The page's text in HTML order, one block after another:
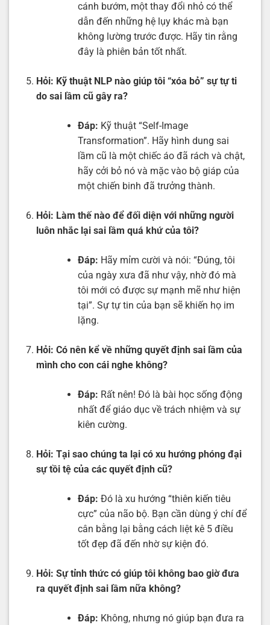
cánh bướm, một thay đổi nhỏ có thể
dẫn đến những hệ lụy khác mà bạn
không lường trước được. Hãy tin rằng
đây là phiên bản tốt nhất.
Hỏi: Kỹ thuật NLP nào giúp tôi “xóa bỏ” sự tự ti
do sai lầm cũ gây ra?
Đáp: Kỹ thuật “Self-Image
Transformation”. Hãy hình dung sai
lầm cũ là một chiếc áo đã rách và chật,
hãy cởi bỏ nó và mặc vào bộ giáp của
một chiến binh đã trưởng thành.
Hỏi: Làm thế nào để đối diện với những người
luôn nhắc lại sai lầm quá khứ của tôi?
Đáp: Hãy mỉm cười và nói: “Đúng, tôi
của ngày xưa đã như vậy, nhờ đó mà
tôi mới có được sự mạnh mẽ như hiện
tại”. Sự tự tin của bạn sẽ khiến họ im
lặng.
Hỏi: Có nên kể về những quyết định sai lầm của
mình cho con cái nghe không?
Đáp: Rất nên! Đó là bài học sống động
nhất để giáo dục về trách nhiệm và sự
kiên cường.
Hỏi: Tại sao chúng ta lại có xu hướng phóng đại
sự tồi tệ của các quyết định cũ?
Đáp: Đó là xu hướng “thiên kiến tiêu
cực” của não bộ. Bạn cần dùng ý chí để
cân bằng lại bằng cách liệt kê 5 điều
tốt đẹp đã đến nhờ sự kiện đó.
Hỏi: Sự tỉnh thức có giúp tôi không bao giờ đưa
ra quyết định sai lầm nữa không?
Đáp: Không, nhưng nó giúp bạn đưa ra